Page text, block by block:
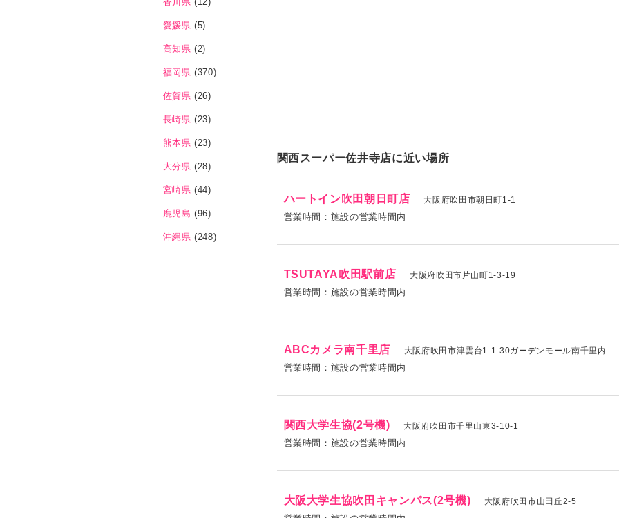
関西スーパー佐井寺店に近い場所
ハートイン吹田朝日町店 大阪府吹田市朝日町1-1
営業時間：施設の営業時間内
TSUTAYA吹田駅前店 大阪府吹田市片山町1-3-19
営業時間：施設の営業時間内
ABCカメラ南千里店 大阪府吹田市津雲台1-1-30ガーデンモール南千里内
営業時間：施設の営業時間内
関西大学生協(2号機) 大阪府吹田市千里山東3-10-1
営業時間：施設の営業時間内
大阪大学生協吹田キャンパス(2号機) 大阪府吹田市山田丘2-5
愛媛県 (5)
高知県 (2)
福岡県 (370)
佐賀県 (26)
長崎県 (23)
熊本県 (23)
大分県 (28)
宮崎県 (44)
鹿児島 (96)
沖縄県 (248)